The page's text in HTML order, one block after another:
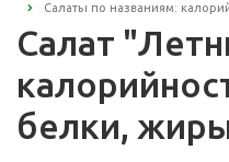
Салаты по названиям:
Салат
белки,